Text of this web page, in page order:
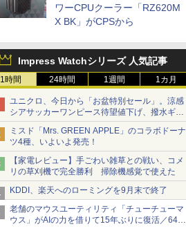
ワーCPUクーラー「RZ620M
X BK」がCPSから
Impress Watchシリーズ 人気記事
1時間 24時間 1週間 1カ月
ユニクロ、今日から「お盆特別セール」。涼感
シアサッカーワンピース待望値下げ、撥水ギア
ショーツは1990円に
ミスド「Mrs. GREEN APPLE」のコラボドーナ
ツ4種、いよいよ発売！
【家電レビュー】手ごわい雑草との戦い、コメ
リの草刈機で完全勝利 掃除機感覚で使えた
KDDI、楽天へのローミングを9月末で終了
老舗のマウスユーティリティ「チューチューマ
ウス」がAIの力を借りて15年ぶりに復活／64bit